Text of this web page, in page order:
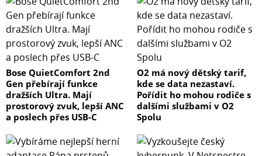
Bose QuietComfort 2nd
Gen přebírají funkce
dražších Ultra. Mají
prostorový zvuk, lepší ANC
a poslech přes USB-C
O2 má nový dětský tarif,
kde se data nezastaví.
Pořídit ho mohou rodiče s
dalšími službami v O2
Spolu